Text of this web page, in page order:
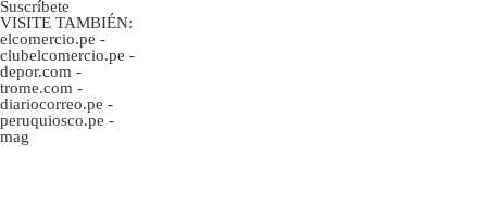
Suscríbete
VISITE TAMBIÉN:
elcomercio.pe -
clubelcomercio.pe -
depor.com -
trome.com -
diariocorreo.pe -
peruquiosco.pe -
mag